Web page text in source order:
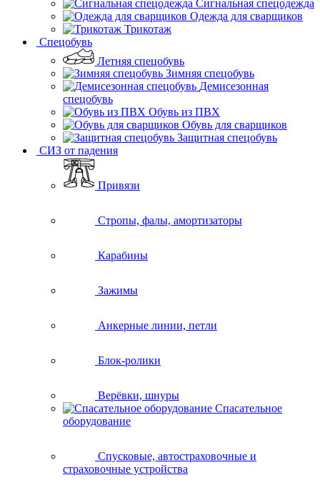
Сигнальная спецодежда
Одежда для сварщиков
Трикотаж
Спецобувь
Летняя спецобувь
Зимняя спецобувь
Демисезонная
спецобувь
Обувь из ПВХ
Обувь для сварщиков
Защитная спецобувь
СИЗ от падения
Привязи
Стропы, фалы, амортизаторы
Карабины
Зажимы
Анкерные линии, петли
Блок-ролики
Верёвки, шнуры
Спасательное
оборудование
Спусковые, автостраховочные и
страховочные устройства